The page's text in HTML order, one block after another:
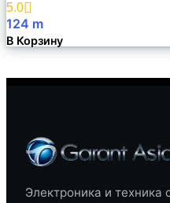
5.0
124 m
В Корзину
Электроника и техника